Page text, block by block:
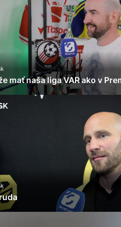
mať naša liga VAR ako v